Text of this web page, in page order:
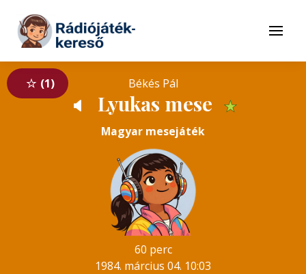
Tovább a tartalomhoz
Menü
1 Békés Pál
🔈 Lyukas mese ★
Magyar mesejáték
60 perc
1984. március 04. 10:03